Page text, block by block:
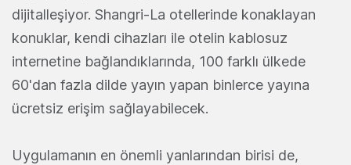
dijitalleşiyor. Shangri-La otellerinde konaklayan
konuklar, kendi cihazları ile otelin kablosuz
internetine bağlandıklarında, 100 farklı ülkede
60'dan fazla dilde yayın yapan binlerce yayına
ücretsiz erişim sağlayabilecek.
Uygulamanın en önemli yanlarından birisi de,